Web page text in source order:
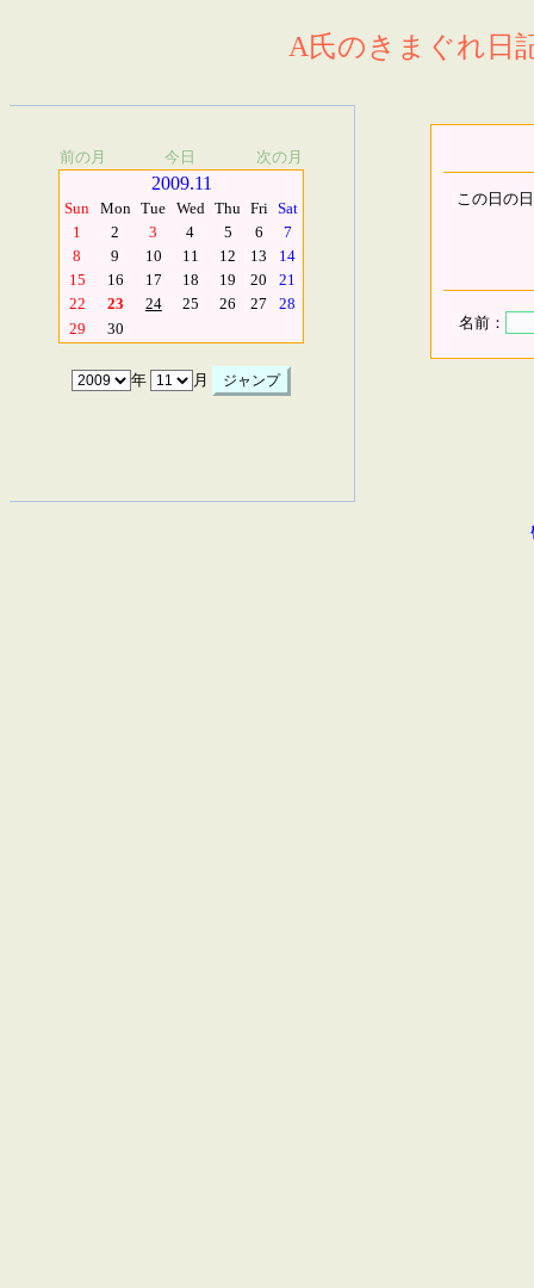
A氏のきまぐれ日
前の月 今日 次の月
2009.11
Sun Mon Tue Wed Thu Fri Sat
1
2 3 4 5 6
7
8
9 10 11 12 13
14
15
16 17 18 19 20
21
22
23 24 25 26 27
28
29
30
年 月
この日の
名前：